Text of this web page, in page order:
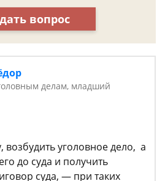
вопрос
делам, младший
возбудить уголовное дело, а
до суда и получить
суда, — при таких